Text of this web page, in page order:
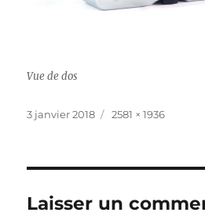
Vue de dos
Publié
3 janvier 2018
Taille
2581 × 1936
Laisser un